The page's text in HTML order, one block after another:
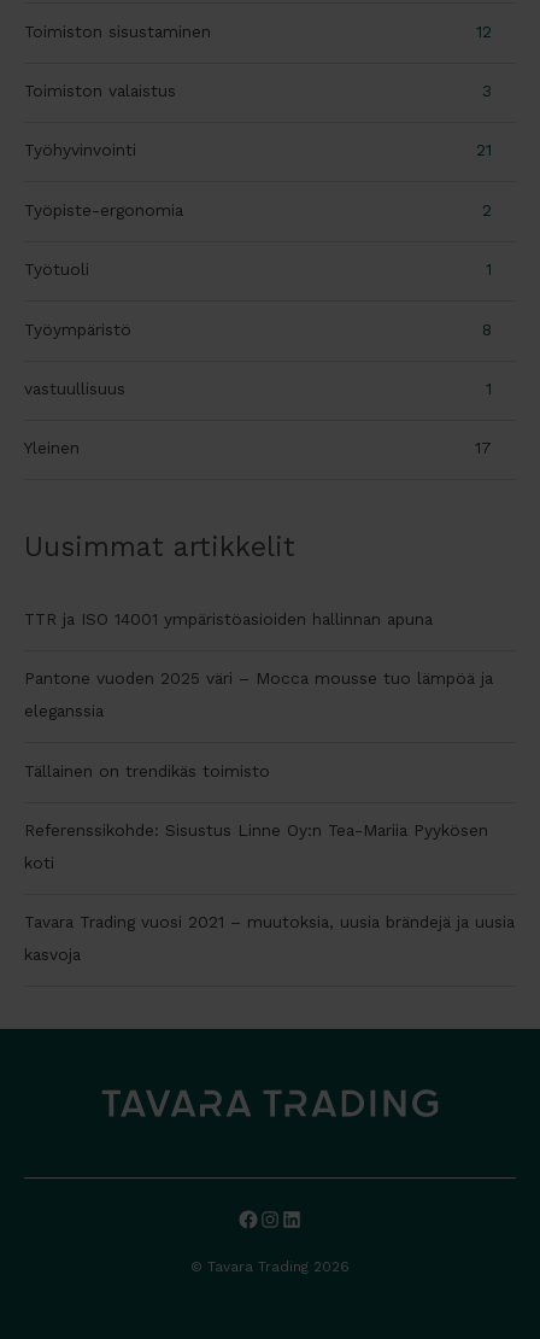
Toimiston sisustaminen 12
Toimiston valaistus 3
Työhyvinvointi 21
Työpiste-ergonomia 2
Työtuoli 1
Työympäristö 8
vastuullisuus 1
Yleinen 17
Uusimmat artikkelit
TTR ja ISO 14001 ympäristöasioiden hallinnan apuna
Pantone vuoden 2025 väri – Mocca mousse tuo lämpöä ja
eleganssia
Tällainen on trendikäs toimisto
Referenssikohde: Sisustus Linne Oy:n Tea-Mariia Pyykösen
koti
Tavara Trading vuosi 2021 – muutoksia, uusia brändejä ja uusia
kasvoja
Facebook
Instagram
LinkedIn
© Tavara Trading 2026